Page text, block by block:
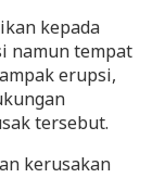
kepada
namun tempat
erupsi,
tersebut.
kerusakan